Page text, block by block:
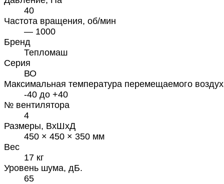
40
Частота вращения, об/мин
— 1000
Бренд
Тепломаш
Серия
ВО
Максимальная температура перемещаемого
-40 до +40
№ вентилятора
4
Размеры, ВхШхД
450 × 450 × 350 мм
Вес
17 кг
Уровень шума, дБ.
65